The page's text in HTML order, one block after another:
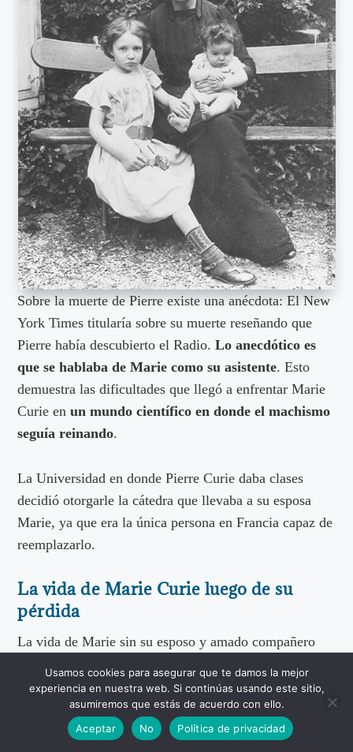
Sobre la muerte de Pierre existe una anécdota: El New
York Times titularía sobre su muerte reseñando que
Pierre había descubierto el Radio.Lo anecdótico es
que se hablaba de Marie como su asistente. Esto
demuestra las dificultades que llegó a enfrentar Marie
Curie enun mundo científico en donde el machismo
seguía reinando.
La Universidad en donde Pierre Curie daba clases
decidió otorgarle la cátedra que llevaba a su esposa
Marie, ya que era la única persona en Francia capaz de
reemplazarlo.
La vida de Marie Curie luego de su
pérdida
La vida de Marie sin su esposo y amado compañero
Nuevamente en contra de las adversidades que la vida
le colocaba logró sobreponerse y seguir con sus
investigaciones.
Usamos cookies para asegurar que te damos la mejor
experiencia en nuestra web. Si continúas usando este sitio,
asumiremos que estás de acuerdo con ello.
Aceptar
No Política de privacidad